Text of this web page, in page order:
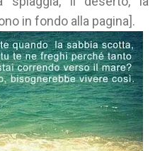
in fondo alla pagina].